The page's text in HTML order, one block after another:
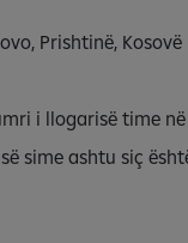
Prishtinë, Kosovë
i llogarisë time
sime ashtu siç